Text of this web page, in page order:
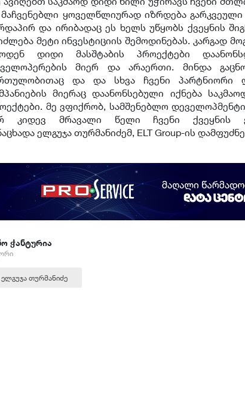
ყოველწლიურად იზრდება
და ირიბადაც ეს ხელს უწყობს ქვეყნის
მეტი ინვესტიციის შემოდინებას. კარგად
დიდი მასშტაბის პროექტები
მიერ და არაერთი. მინდა
და და სხვა ჩვენი პარტნიორი
მიერაც დაანონსებული იქნება
მე ვფიქრობ, სამშენებლო
კიდევ მრავალი წელი ჩვენი ქვეყნის
ელგუჯა თურმანიძემ, ELT Group-ის
ჭანტურია
ელგუჯა თურმანიძე